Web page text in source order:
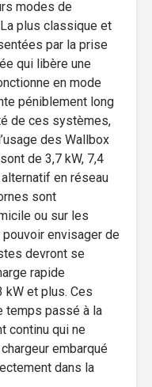
modes de
plus classique et
par la prise
qui libère une
en mode
péniblement long
de ces systèmes,
des Wallbox
de 3,7 kW, 7,4
en réseau
sont
ou sur les
envisager de
devront se
rapide
kW et plus. Ces
temps passé à la
continu qui ne
embarqué
dans la